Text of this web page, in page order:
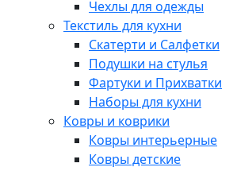
Чехлы для одежды
Текстиль для кухни
Скатерти и Салфетки
Подушки на стулья
Фартуки и Прихватки
Наборы для кухни
Ковры и коврики
Ковры интерьерные
Ковры детские